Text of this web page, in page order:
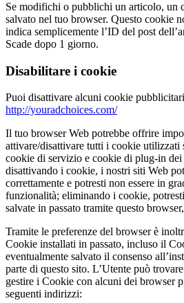
Se modifichi o pubblichi un articolo, un
salvato nel tuo browser. Questo cookie
indica semplicemente l’ID del post
Scade dopo 1 giorno.
Disabilitare i cookie
Puoi disattivare alcuni cookie
http://youradchoices.com/
Il tuo browser Web potrebbe offrire
attivare/disattivare tutti i cookie utilizzati
cookie di servizio e cookie di plug-in
disattivando i cookie, i nostri siti Web
correttamente e potresti non essere in
funzionalità; eliminando i cookie,
salvate in passato tramite questo
Tramite le preferenze del browser è
Cookie installati in passato, incluso il
eventualmente salvato il consenso
parte di questo sito. L’Utente può
gestire i Cookie con alcuni dei browser
seguenti indirizzi: